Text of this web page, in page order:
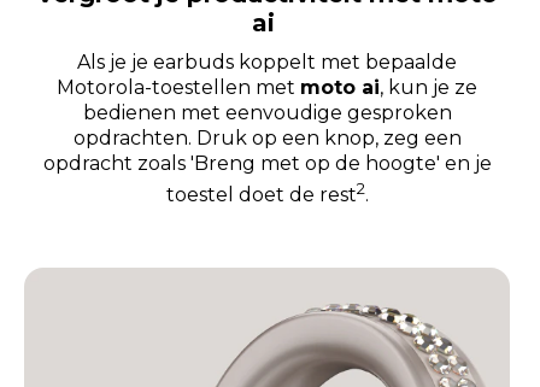
ai
Als je je earbuds koppelt met bepaalde
Motorola-toestellen met moto ai, kun je ze
bedienen met eenvoudige gesproken
opdrachten. Druk op een knop, zeg een
opdracht zoals 'Breng met op de hoogte' en je
toestel doet de rest2.